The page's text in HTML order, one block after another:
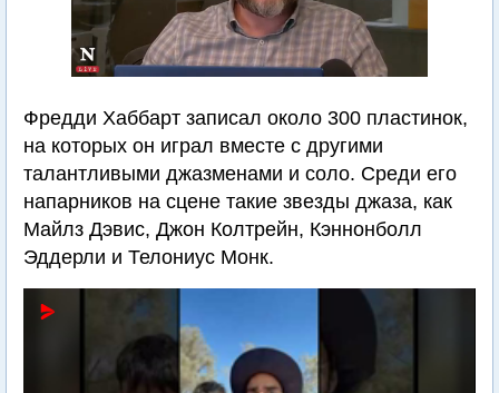
Фредди Хаббарт записал около 300 пластинок,
на которых он играл вместе с другими
талантливыми джазменами и соло. Среди его
напарников на сцене такие звезды джаза, как
Майлз Дэвис, Джон Колтрейн, Кэннонболл
Эддерли и Телониус Монк.